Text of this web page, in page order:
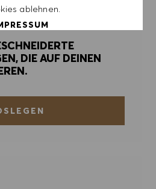
ablehnen.
AKZEPTIEREN
DIE AUF DEINEN